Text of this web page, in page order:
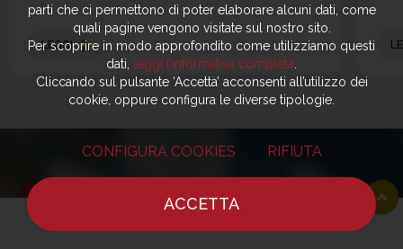
LEGGI
parti che ci permettono di poter elaborare alcuni dati, come
quali pagine vengono visitate sul nostro sito.
Per scoprire in modo approfondito come utilizziamo questi
dati,
leggi l’informativa completa
Cliccando sul pulsante ‘Accetta’ acconsenti all’utilizzo dei
cookie, oppure configura le diverse tipologie.
CONFIGURA COOKIES RIFIUTA
ACCETTA